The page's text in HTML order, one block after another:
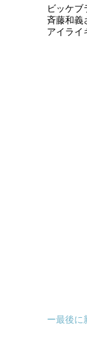
ビッケブ
斉藤和義
アイライ
ー最後に